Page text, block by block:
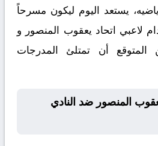
يستعد اليوم ليكون مسرحاً
لاعبي اتحاد يعقوب المنصور و
المتوقع أن تمتلئ المدرجات
المنصور ضد النادي